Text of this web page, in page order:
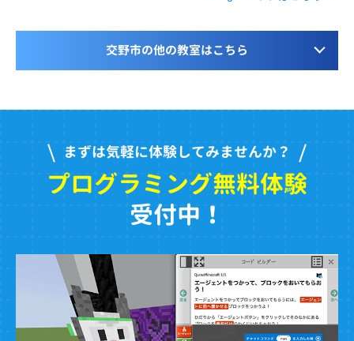
交野市の他の教室はこちら
まずは気軽に体験してみませんか？
プログラミング無料体験
受付中！